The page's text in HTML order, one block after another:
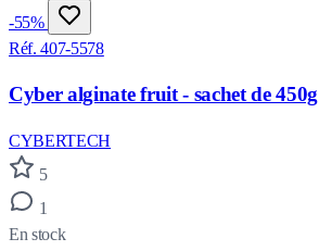
-55%
Réf. 407-5578
Cyber alginate fruit - sachet de 450g
CYBERTECH
5
1
En stock